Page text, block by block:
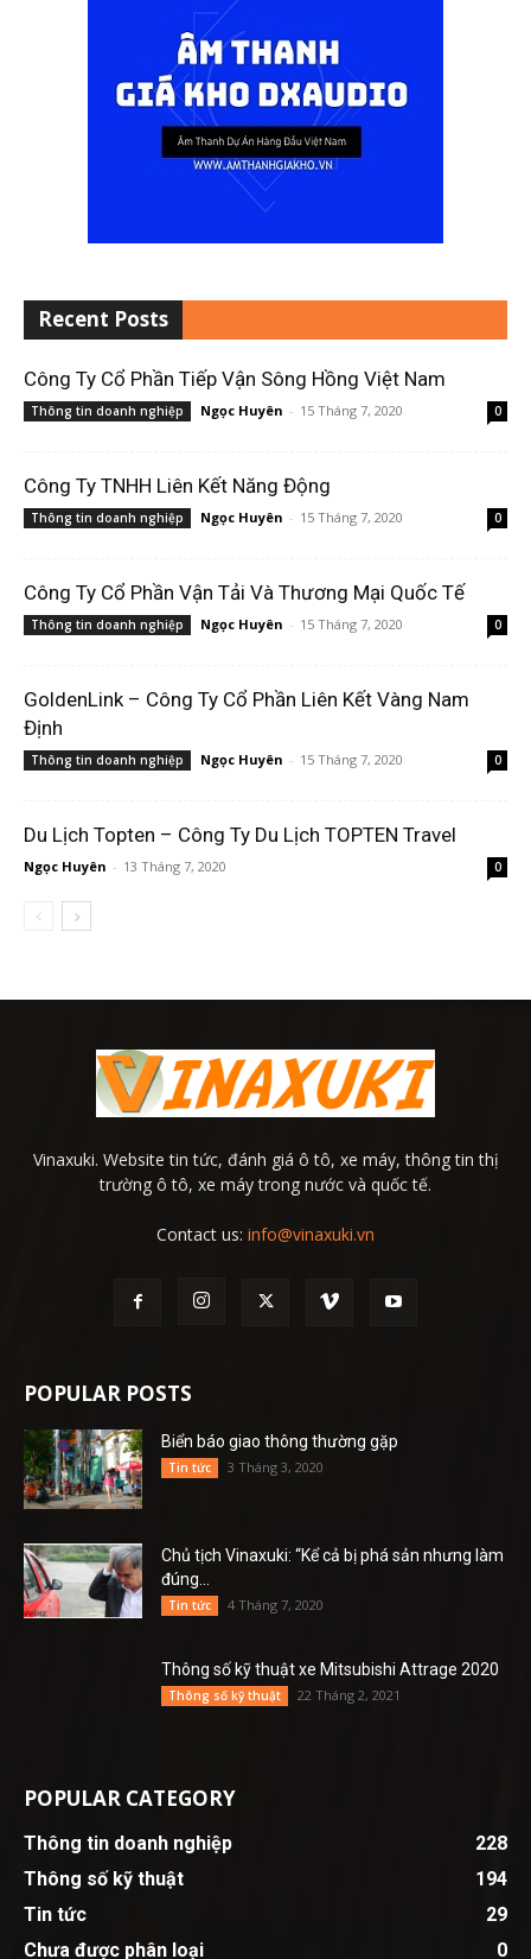
Recent Posts
Công Ty Cổ Phần Tiếp Vận Sông Hồng Việt Nam
Thông tin doanh nghiệp Ngọc Huyên - 15 Tháng 7, 2020 0
Công Ty TNHH Liên Kết Năng Động
Thông tin doanh nghiệp Ngọc Huyên - 15 Tháng 7, 2020 0
Công Ty Cổ Phần Vận Tải Và Thương Mại Quốc Tế
Thông tin doanh nghiệp Ngọc Huyên - 15 Tháng 7, 2020 0
GoldenLink – Công Ty Cổ Phần Liên Kết Vàng Nam
Định
Thông tin doanh nghiệp Ngọc Huyên - 15 Tháng 7, 2020 0
Du Lịch Topten – Công Ty Du Lịch TOPTEN Travel
Ngọc Huyên - 13 Tháng 7, 2020 0
Vinaxuki. Website tin tức, đánh giá ô tô, xe máy, thông tin thị
trường ô tô, xe máy trong nước và quốc tế.
Contact us: info@vinaxuki.vn
POPULAR POSTS
Biển báo giao thông thường gặp
Tin tức 3 Tháng 3, 2020
Chủ tịch Vinaxuki: “Kể cả bị phá sản nhưng làm
đúng...
Tin tức 4 Tháng 7, 2020
Thông số kỹ thuật xe Mitsubishi Attrage 2020
Thông số kỹ thuật 22 Tháng 2, 2021
POPULAR CATEGORY
Thông tin doanh nghiệp
228
Thông số kỹ thuật
194
Tin tức
29
Chưa được phân loại
0